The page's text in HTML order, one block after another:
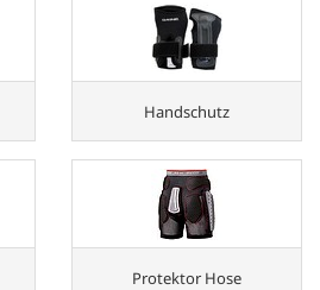
Handschutz
Protektor Hose